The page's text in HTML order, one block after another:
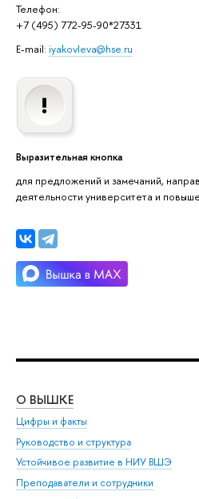
Телефон:
+7 (495) 772-95-90*27331
E-mail: iyakovleva@hse.ru
Выразительная кнопка
для предложений и замечаний,
деятельности университета и
О ВЫШКЕ
Цифры и факты
Руководство и структура
Устойчивое развитие в НИУ ВШЭ
Преподаватели и сотрудники